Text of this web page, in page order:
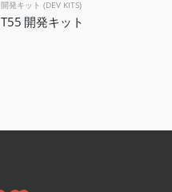
開発キット (DEV KITS)
T55 開発キット